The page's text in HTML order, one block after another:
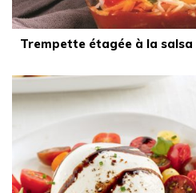
Trempette étagée à la